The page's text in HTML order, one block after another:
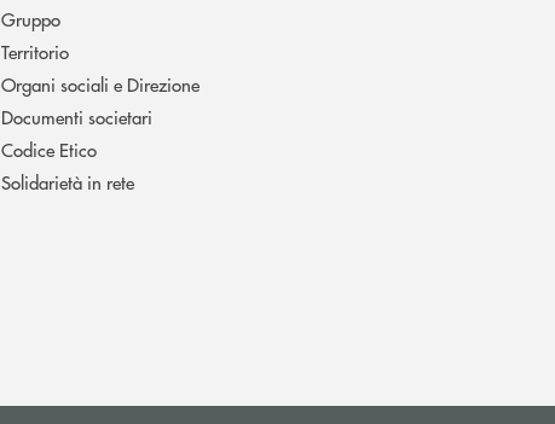
Gruppo
Territorio
Organi sociali e Direzione
Documenti societari
Codice Etico
Solidarietà in rete